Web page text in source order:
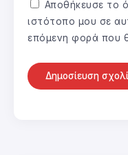
Αποθήκευσε το
ιστότοπο μου σε
επόμενη φορά που